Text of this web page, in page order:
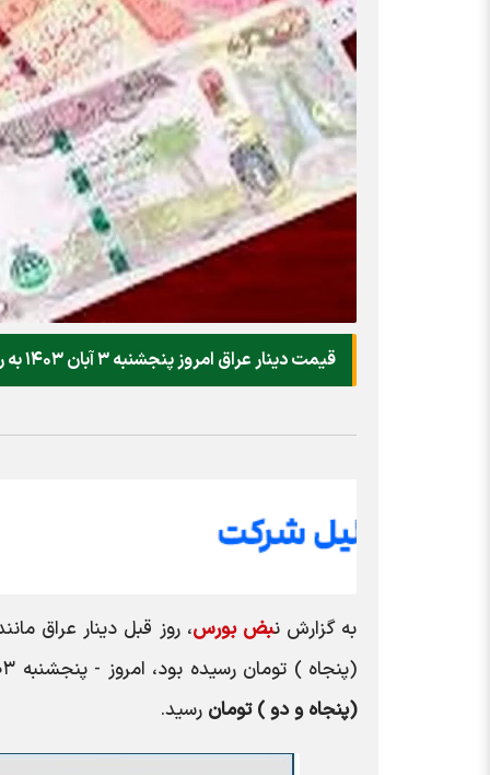
قیمت دینار عراق امروز پنجشنبه ۳ آبان ۱۴۰۳ به ریال چقدر شد؟
به گزارش نبض بورس
(پنجاه ) تومان رسیده بود، امروز - پنجشنبه ۰۳ آبان ۱۴۰۳ مصادف با ۲۴ اکتبر ۲۰۲۴ - با رشد ۳.۸۴ درصدی به
(پنجاه و دو ) تومان رسید.